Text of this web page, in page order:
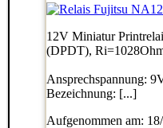
12V Miniatur
(DPDT),
Ansprechspannung:
Bezeichnung: [...]
Aufgenommen am: